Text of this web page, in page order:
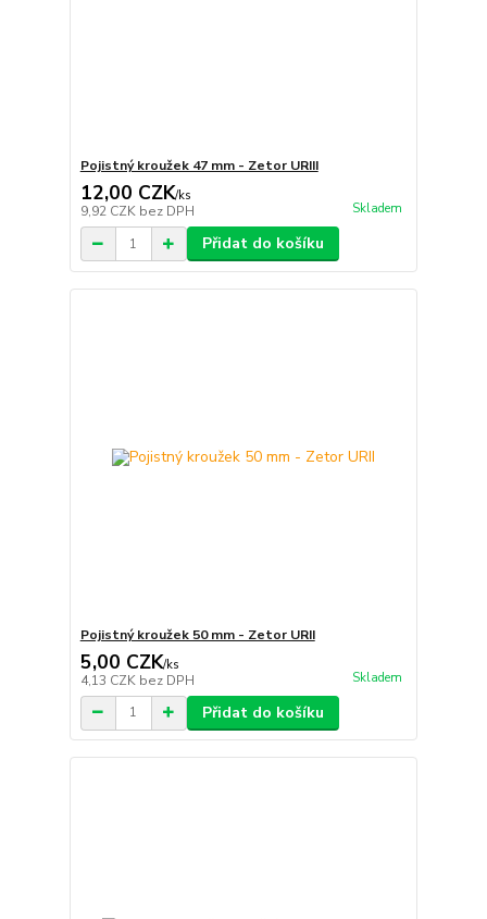
Pojistný kroužek 47 mm - Zetor URIII
12,00 CZK/ks
9,92 CZK bez DPH Skladem
Přidat do košíku
Pojistný kroužek 50 mm - Zetor URII
5,00 CZK/ks
4,13 CZK bez DPH Skladem
Přidat do košíku